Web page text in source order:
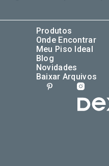
Produtos
Onde Encontrar
Meu Piso Ideal
Blog
Novidades
Baixar Arquivos